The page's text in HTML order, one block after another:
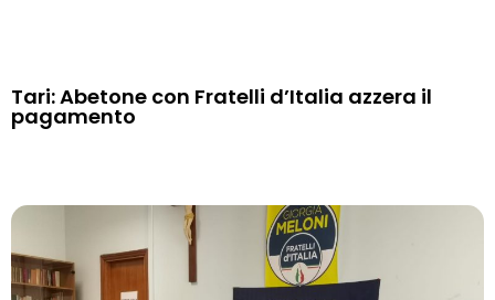
Tari: Abetone con Fratelli d’Italia azzera il
pagamento